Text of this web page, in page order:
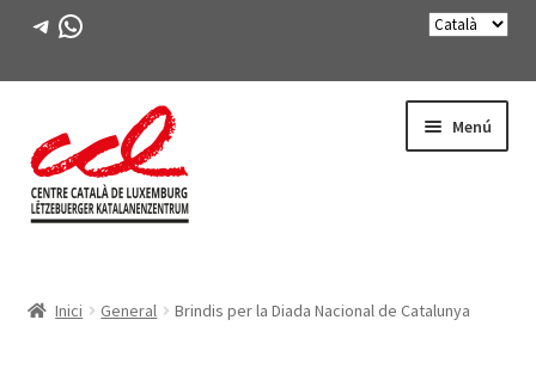
Telegram
WhatsApp
navegació
al
contingut
Menú
menú
ACTIVITATS
Inici General Brindis per la Diada Nacional de Catalunya